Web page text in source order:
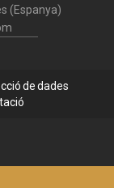
(Espanya)
de dades